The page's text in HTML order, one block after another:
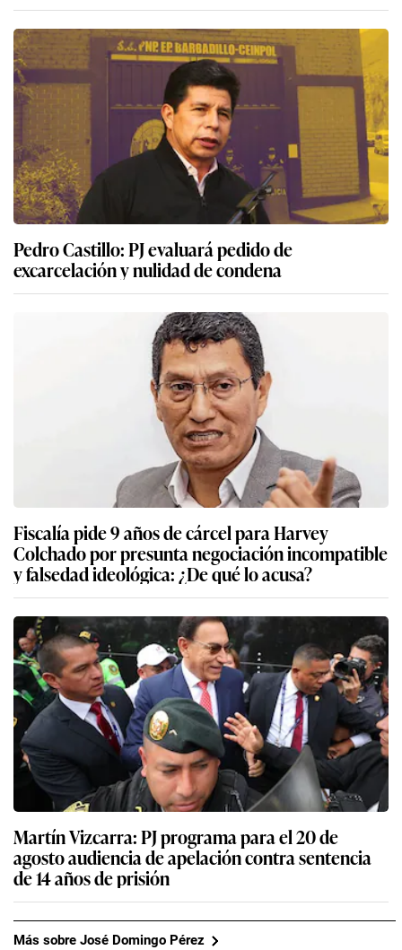
Pedro Castillo: PJ evaluará pedido de
excarcelación y nulidad de condena
Fiscalía pide 9 años de cárcel para Harvey
Colchado por presunta negociación incompatible
y falsedad ideológica: ¿De qué lo acusa?
Martín Vizcarra: PJ programa para el 20 de
agosto audiencia de apelación contra sentencia
de 14 años de prisión
Más sobre José Domingo Pérez